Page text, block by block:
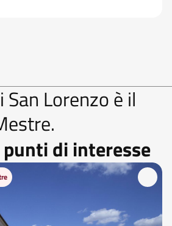
San Lorenzo è il
di interesse